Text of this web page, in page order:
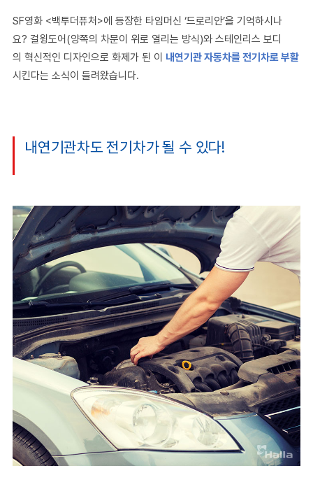
SF영화 <백투더퓨처>에 등장한 타임머신 ‘드로리안’을 기억하시나
요? 걸윙도어(양쪽의 차문이 위로 열리는 방식)와 스테인리스 보디
의 혁신적인 디자인으로 화제가 된 이 내연기관 자동차를 전기차로 부활
시킨다는 소식이 들려왔습니다.
내연기관차도 전기차가 될 수 있다!